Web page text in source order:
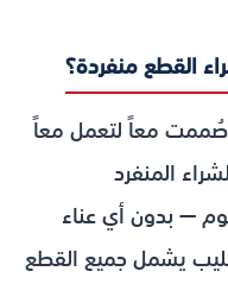
القطع منفردة؟
معاً لتعمل معاً
المنفرد
— بدون أي عناء
يشمل جميع القطع